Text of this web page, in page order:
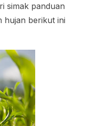
simak panduan
hujan berikut ini